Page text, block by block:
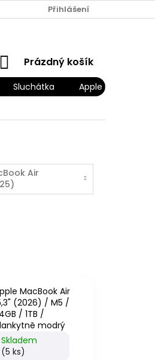
Přihlášení
NÁKUPNÍ
KOŠÍK
Prázdný košík
Sluchátka
Apple Náhradní
Air
MacBook Air
(2026) / M5 /
/ 1TB /
modrý
Skladem
(5 ks)